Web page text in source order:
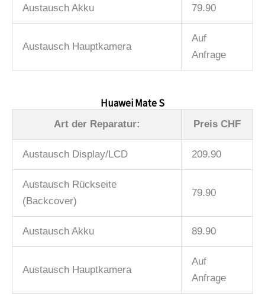
Austausch Akku 79.90
Austausch Hauptkamera
Auf
Anfrage
Huawei Mate S
Art der Reparatur: Preis CHF
Austausch Display/LCD 209.90
Austausch Rückseite
(Backcover)
79.90
Austausch Akku 89.90
Austausch Hauptkamera
Auf
Anfrage